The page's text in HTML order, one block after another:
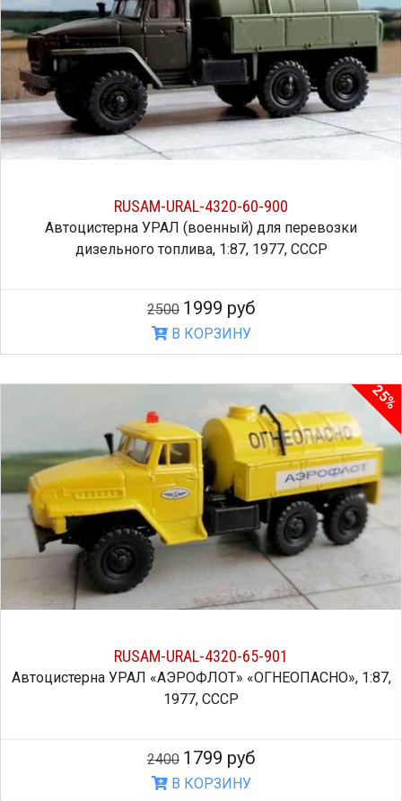
RUSAM-URAL-4320-60-900
Автоцистерна УРАЛ (военный) для перевозки
дизельного топлива, 1:87, 1977, СССР
2500 1999 руб
В КОРЗИНУ
RUSAM-URAL-4320-65-901
Автоцистерна УРАЛ «АЭРОФЛОТ» «ОГНЕОПАСНО», 1:87,
1977, СССР
25%
2400 1799 руб
В КОРЗИНУ